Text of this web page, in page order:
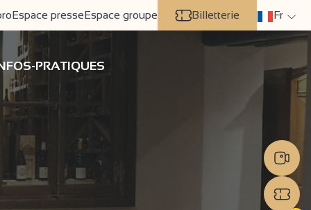
Espace presseEspace groupe Billetterie Fr
PRATIQUES